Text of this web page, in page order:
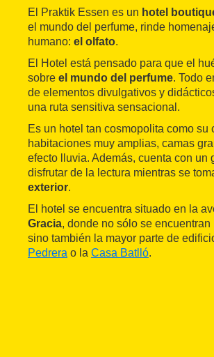
El Praktik Essen es un hotel
el mundo del perfume, rinde
humano: el olfato.
El Hotel está pensado para que el
sobre el mundo del perfume. Todo
de elementos divulgativos y
una ruta sensitiva sensacional.
Es un hotel tan cosmopolita como
habitaciones muy amplias, camas
efecto lluvia. Además, cuenta con
disfrutar de la lectura mientras se
exterior.
El hotel se encuentra situado en la
Gracia, donde no sólo se
sino también la mayor parte de
Pedrera o la Casa Batlló.